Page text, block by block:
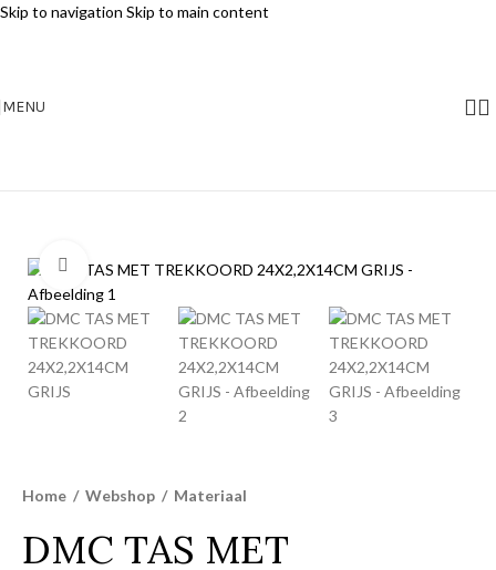
Skip to navigation Skip to main content
MENU
Klik voor vergroting
Home / Webshop / Materiaal
DMC TAS MET